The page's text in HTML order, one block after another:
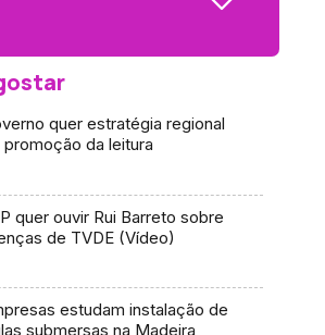
quer estratégia regional
promoção da leitura
quer ouvir Rui Barreto sobre
de TVDE (Vídeo)
estudam instalação de
submersas na Madeira